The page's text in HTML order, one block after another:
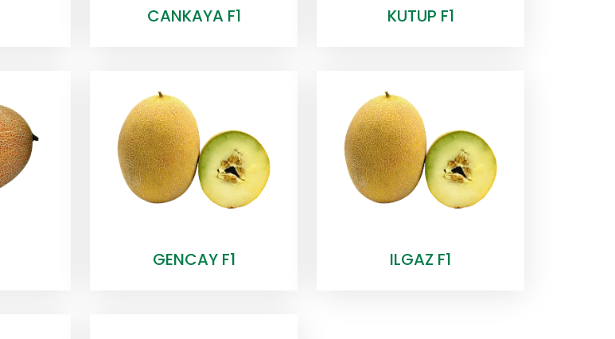
CANKAYA F1 KUTUP F1
GENCAY F1 ILGAZ F1